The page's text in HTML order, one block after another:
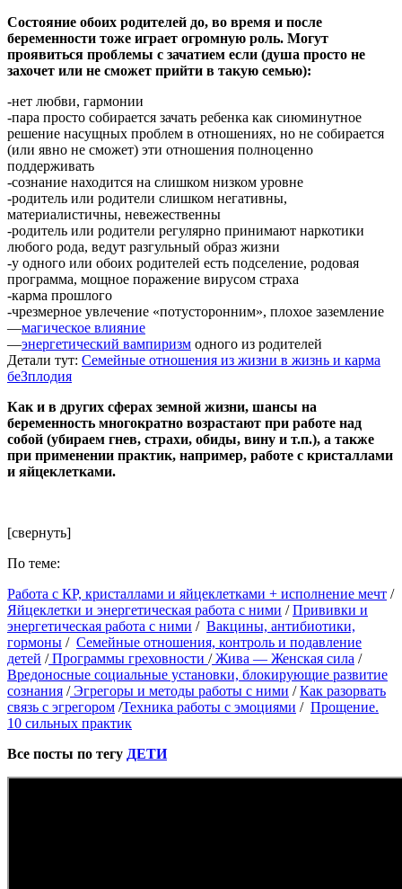
Состояние обоих родителей до, во время и после
беременности тоже играет огромную роль. Могут
проявиться проблемы с зачатием если (душа просто не
захочет или не сможет прийти в такую семью):
-нет любви, гармонии
-пара просто собирается зачать ребенка как сиюминутное
решение насущных проблем в отношениях, но не собирается
(или явно не сможет) эти отношения полноценно
поддерживать
-сознание находится на слишком низком уровне
-родитель или родители слишком негативны,
материалистичны, невежественны
-родитель или родители регулярно принимают наркотики
любого рода, ведут разгульный образ жизни
-у одного или обоих родителей есть подселение, родовая
программа, мощное поражение вирусом страха
-карма прошлого
-чрезмерное увлечение «потусторонним», плохое заземление
—магическое влияние
—энергетический вампиризм одного из родителей
Детали тут: Семейные отношения из жизни в жизнь и карма
беЗплодия
Как и в других сферах земной жизни, шансы на
беременность многократно возрастают при работе над
собой (убираем гнев, страхи, обиды, вину и т.п.), а также
при применении практик, например, работе с кристаллами
и яйцеклетками.
[свернуть]
По теме:
Работа с КР, кристаллами и яйцеклетками + исполнение мечт /
Яйцеклетки и энергетическая работа с ними /Прививки и
энергетическая работа с ними / Вакцины, антибиотики,
гормоны / Семейные отношения, контроль и подавление
детей /Программы греховности /Жива — Женская сила /
Вредоносные социальные установки, блокирующие развитие
сознания /Эгрегоры и методы работы с ними /Как разорвать
связь с эгрегором /Техника работы с эмоциями / Прощение.
10 сильных практик
Все посты по тегу ДЕТИ